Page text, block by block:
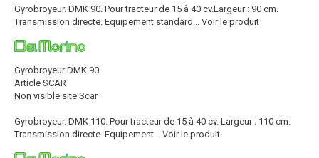
Gyrobroyeur. DMK 90. Pour tracteur de 15 à 40 cv.Largeur : 90 cm.
Transmission directe. Equipement standard...
Voir le produit
Gyrobroyeur DMK 90
Article SCAR
Non visible site Scar
Gyrobroyeur. DMK 110. Pour tracteur de 15 à 40 cv. Largeur : 110 cm.
Transmission directe. Equipement...
Voir le produit